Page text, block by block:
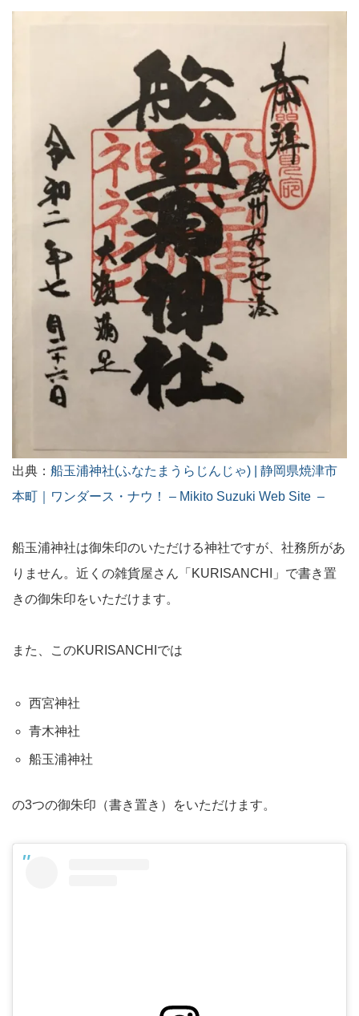
出典： 船玉浦神社(ふなたまうらじんじゃ) | 静岡県焼津市
本町｜ワンダース・ナウ！ – Mikito Suzuki Web Site –
船玉浦神社は御朱印のいただける神社ですが、社務所があ
りません。近くの雑貨屋さん「KURISANCHI」で書き置
きの御朱印をいただけます。
また、このKURISANCHIでは
西宮神社
青木神社
船玉浦神社
の3つの御朱印（書き置き）をいただけます。